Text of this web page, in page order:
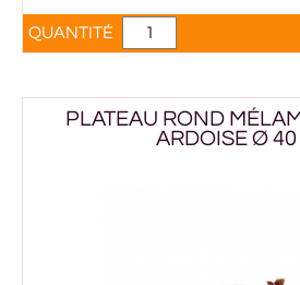
QUANTITÉ
PLATEAU ROND
ARDOISE Ø 40